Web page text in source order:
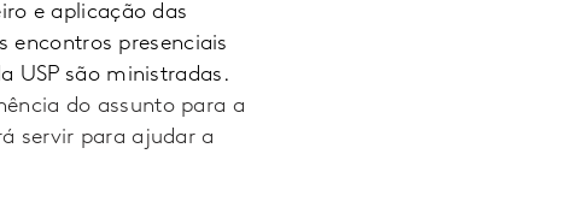
e aplicação das
encontros presenciais
USP são ministradas.
do assunto para a
servir para ajudar a